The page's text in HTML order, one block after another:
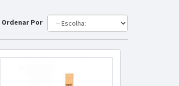
Ordenar Por